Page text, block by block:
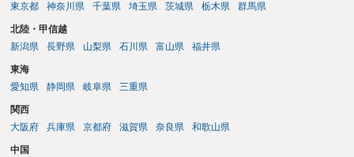
東京都
神奈川県 千葉県 埼玉県 茨城県 栃木県 群馬県
北陸・甲信越
新潟県
長野県 山梨県 石川県 富山県 福井県
東海
愛知県
静岡県 岐阜県 三重県
関西
大阪府
兵庫県 京都府 滋賀県 奈良県 和歌山県
中国